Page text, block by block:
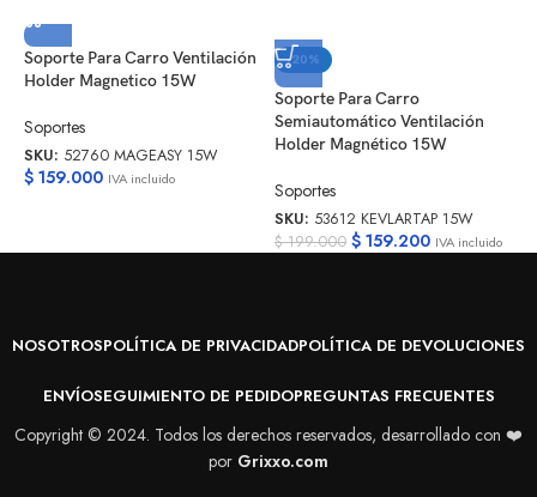
Soporte Para Carro Ventilación
Holder Magnetico 15W
Soportes
SKU: 52760 MAGEASY 15W
$ 159.000 IVA incluido
-20%
Soporte Para Carro
Semiautomático Ventilación
Holder Magnético 15W
Soportes
SKU: 53612 KEVLARTAP 15W
$199.000 $159.200 IVA incluido
NOSOTROSPOLÍTICA DE PRIVACIDADPOLÍTICA DE DEVOLUCIONES
ENVÍOSEGUIMIENTO DE PEDIDOPREGUNTAS FRECUENTES
Copyright © 2024. Todos los derechos reservados, desarrollado con ❤️
por Grixxo.com